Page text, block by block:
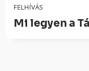
FELHÍVÁS
Mi legyen a